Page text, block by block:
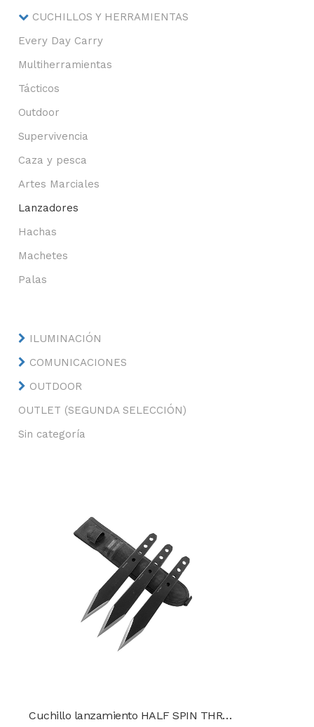
CUCHILLOS Y HERRAMIENTAS
Every Day Carry
Multiherramientas
Tácticos
Outdoor
Supervivencia
Caza y pesca
Artes Marciales
Lanzadores
Hachas
Machetes
Palas
ILUMINACIÓN
COMUNICACIONES
OUTDOOR
OUTLET (SEGUNDA SELECCIÓN)
Sin categoría
Cuchillo lanzamiento HALF SPIN THROWER CONDOR TK